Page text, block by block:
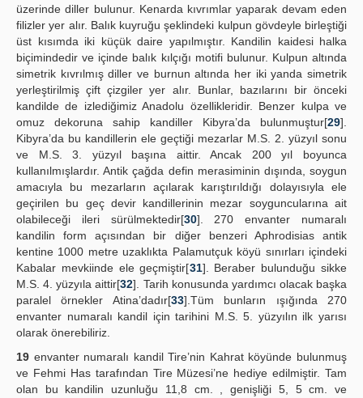
üzerinde diller bulunur. Kenarda kıvrımlar yaparak devam eden
filizler yer alır. Balık kuyruğu şeklindeki kulpun gövdeyle birleştiği
üst kısımda iki küçük daire yapılmıştır. Kandilin kaidesi halka
biçimindedir ve içinde balık kılçığı motifi bulunur. Kulpun altında
simetrik kıvrılmış diller ve burnun altında her iki yanda simetrik
yerleştirilmiş çift çizgiler yer alır. Bunlar, bazılarını bir önceki
kandilde de izlediğimiz Anadolu özellikleridir. Benzer kulpa ve
omuz dekoruna sahip kandiller Kibyra’da bulunmuştur[29].
Kibyra’da bu kandillerin ele geçtiği mezarlar M.S. 2. yüzyıl sonu
ve M.S. 3. yüzyıl başına aittir. Ancak 200 yıl boyunca
kullanılmışlardır. Antik çağda defin merasiminin dışında, soygun
amacıyla bu mezarların açılarak karıştırıldığı dolayısıyla ele
geçirilen bu geç devir kandillerinin mezar soyguncularına ait
olabileceği ileri sürülmektedir[30]. 270 envanter numaralı
kandilin form açısından bir diğer benzeri Aphrodisias antik
kentine 1000 metre uzaklıkta Palamutçuk köyü sınırları içindeki
Kabalar mevkiinde ele geçmiştir[31]. Beraber bulunduğu sikke
M.S. 4. yüzyıla aittir[32]. Tarih konusunda yardımcı olacak başka
paralel örnekler Atina’dadır[33].Tüm bunların ışığında 270
envanter numaralı kandil için tarihini M.S. 5. yüzyılın ilk yarısı
olarak önerebiliriz.
19 envanter numaralı kandil Tire’nin Kahrat köyünde bulunmuş
ve Fehmi Has tarafından Tire Müzesi’ne hediye edilmiştir. Tam
olan bu kandilin uzunluğu 11,8 cm. , genişliği 5, 5 cm. ve